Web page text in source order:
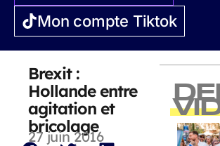
Mon compte Tiktok
Brexit :
Hollande entre
agitation et
bricolage
27 juin 2016